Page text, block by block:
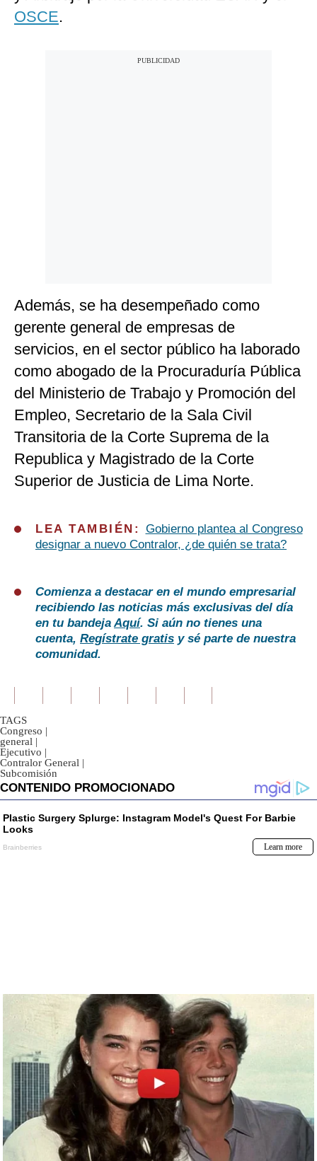
OSCE.
Además, se ha desempeñado como
gerente general de empresas de
servicios, en el sector público ha laborado
como abogado de la Procuraduría Pública
del Ministerio de Trabajo y Promoción del
Empleo, Secretario de la Sala Civil
Transitoria de la Corte Suprema de la
Republica y Magistrado de la Corte
Superior de Justicia de Lima Norte.
LEA TAMBIÉN: Gobierno plantea al Congreso
designar a nuevo Contralor, ¿de quién se trata?
Comienza a destacar en el mundo empresarial
recibiendo las noticias más exclusivas del día
en tu bandejaAquí. Si aún no tienes una
cuenta, Regístrate gratis y sé parte de nuestra
comunidad.
TAGS
Congreso |
general |
Ejecutivo |
Contralor General |
Subcomisión